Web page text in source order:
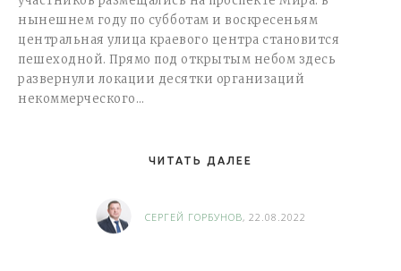
нынешнем году по субботам и воскресеньям
центральная улица краевого центра становится
пешеходной. Прямо под открытым небом здесь
развернули локации десятки организаций
некоммерческого…
ЧИТАТЬ ДАЛЕЕ
СЕРГЕЙ ГОРБУНОВ, 22.08.2022